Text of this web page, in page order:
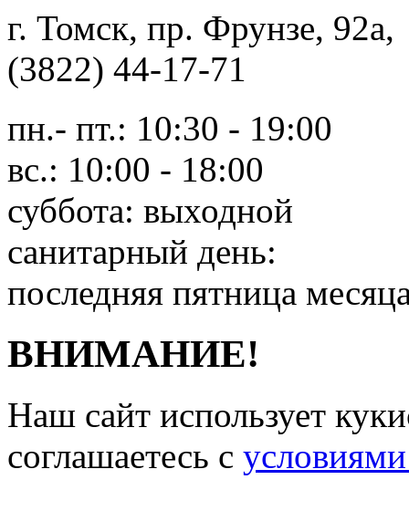
г. Томск, пр. Фрунзе,
(3822) 44-17-71
пн.- пт.: 10:30 - 19:00
вс.: 10:00 - 18:00
суббота: выходной
санитарный день:
последняя пятница
ВНИМАНИЕ!
Наш сайт использует
соглашаетесь c